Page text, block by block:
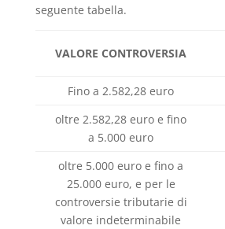
seguente tabella.
VALORE CONTROVERSIA
Fino a 2.582,28 euro
oltre 2.582,28 euro e fino
a 5.000 euro
oltre 5.000 euro e fino a
25.000 euro, e per le
controversie tributarie di
valore indeterminabile